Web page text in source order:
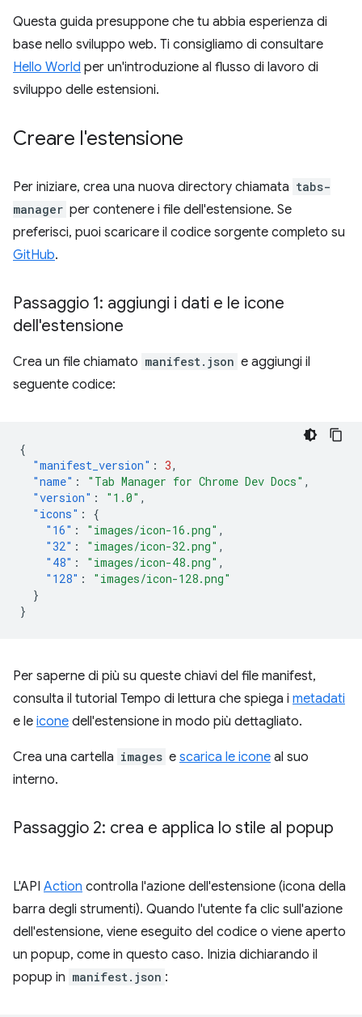
Questa guida presuppone che tu abbia esperienza di
base nello sviluppo web. Ti consigliamo di consultare
Hello World per un'introduzione al flusso di lavoro di
sviluppo delle estensioni.
Creare l'estensione
Per iniziare, crea una nuova directory chiamata tabs-
manager per contenere i file dell'estensione. Se
preferisci, puoi scaricare il codice sorgente completo su
GitHub.
Passaggio 1: aggiungi i dati e le icone
dell'estensione
Crea un file chiamato manifest.json e aggiungi il
seguente codice:
{
"manifest_version" : 3,
"name" : "Tab Manager for Chrome Dev Docs" ,
"version" : "1.0" ,
"icons" :
{
"16" : "images/icon-16.png" ,
"32" : "images/icon-32.png" ,
"48" : "images/icon-48.png" ,
"128" :
"images/icon-128.png"
}
}
Per saperne di più su queste chiavi del file manifest,
consulta il tutorial Tempo di lettura che spiega i metadati
e le icone dell'estensione in modo più dettagliato.
Crea una cartella images e scarica le icone al suo
interno.
Passaggio 2: crea e applica lo stile al popup
L'API Action controlla l'azione dell'estensione (icona della
barra degli strumenti). Quando l'utente fa clic sull'azione
dell'estensione, viene eseguito del codice o viene aperto
un popup, come in questo caso. Inizia dichiarando il
popup in manifest.json :